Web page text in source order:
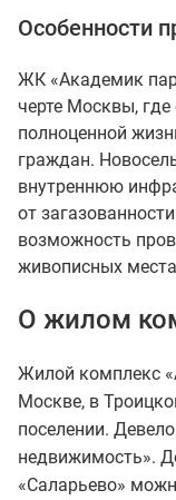
Особенности
ЖК «Академик
черте Москвы,
полноценной
граждан.
внутреннюю
от
возможность
живописных
О жилом
Жилой комплекс
Москве, в
поселении.
недвижимость».
«Саларьево»